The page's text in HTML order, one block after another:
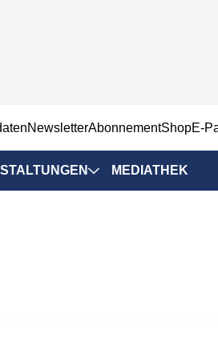
NewsletterAbonnementShopE-
MEDIATHEK